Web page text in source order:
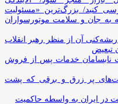
کنید/ بزرگ‌ترین «مسئولیت
به جان و سلامت موتورسواران
آن از منظر رهبر انقلاب
تبعیض
خدمات پس از فروش
پر زرق‌ و برقی که پشت
در ایران به واسطه حاکمیت